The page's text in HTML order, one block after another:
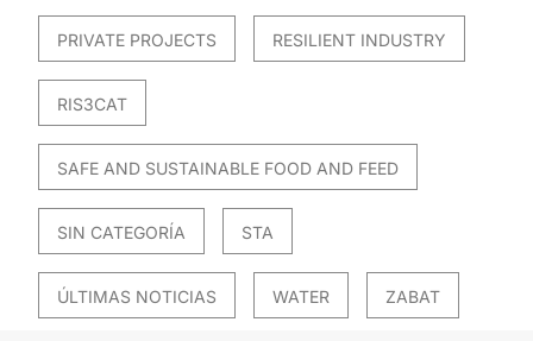
PRIVATE PROJECTS RESILIENT INDUSTRY
RIS3CAT
SAFE AND SUSTAINABLE FOOD AND FEED
SIN CATEGORÍA STA
ÚLTIMAS NOTICIAS WATER ZABAT